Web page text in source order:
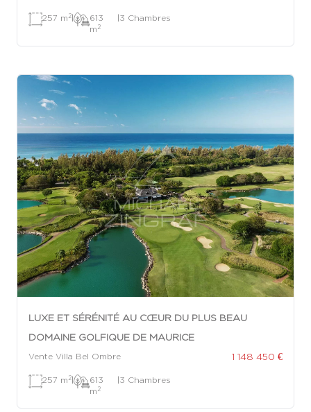
257 m 2|
613
m 2
|3 Chambres
LUXE ET SÉRÉNITÉ AU CŒUR DU PLUS BEAU
DOMAINE GOLFIQUE DE MAURICE
Vente Villa Bel Ombre 1 148 450 €
257 m 2|
613
m 2
|3 Chambres